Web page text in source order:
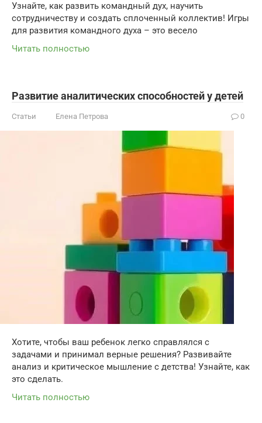
Узнайте, как развить командный дух, научить
сотрудничеству и создать сплоченный коллектив! Игры
для развития командного духа – это весело
Читать полностью
Развитие аналитических способностей у детей
Статьи Елена Петрова 0
Хотите, чтобы ваш ребенок легко справлялся с
задачами и принимал верные решения? Развивайте
анализ и критическое мышление с детства! Узнайте, как
это сделать.
Читать полностью